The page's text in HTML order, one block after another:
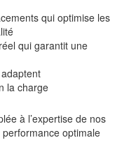
qui optimise les
qui garantit une
la charge
à l’expertise de nos
optimale